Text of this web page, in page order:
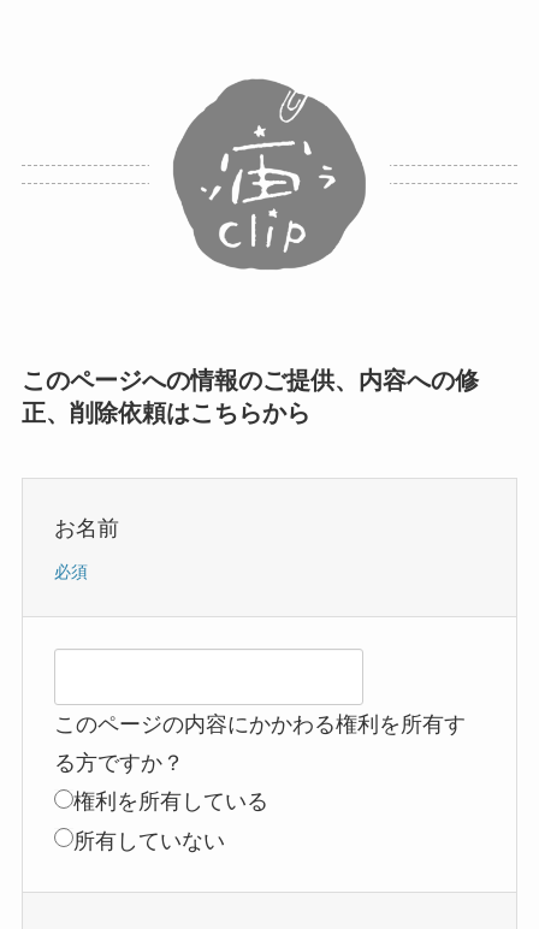
このページへの情報のご提供、内容への修
正、削除依頼はこちらから
お名前
必須
このページの内容にかかわる権利を所有す
る方ですか？
権利を所有している
所有していない